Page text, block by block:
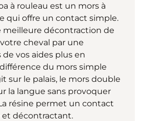
à rouleau est un mors à
qui offre un contact simple.
meilleure décontraction de
cheval par une
vos aides plus en
du mors simple
sur le palais, le mors double
la langue sans provoquer
résine permet un contact
et décontractant.